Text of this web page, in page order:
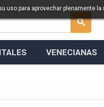

uso para aprovechar plenamente la
VENECIANAS